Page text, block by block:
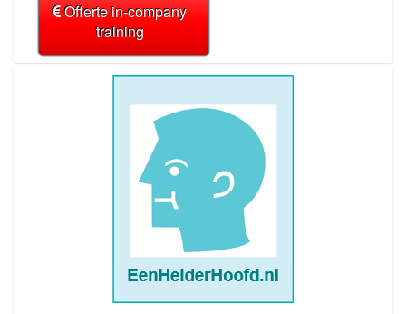
Offerte in-company
training